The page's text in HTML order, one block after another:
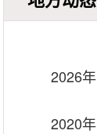
2026年
2020年